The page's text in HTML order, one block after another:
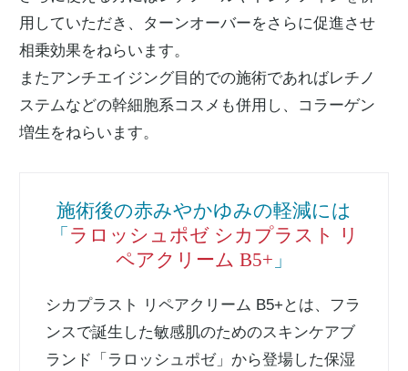
用していただき、ターンオーバーをさらに促進させ
相乗効果をねらいます。
またアンチエイジング目的での施術であればレチノ
ステムなどの幹細胞系コスメも併用し、コラーゲン
増生をねらいます。
施術後の赤みやかゆみの軽減には
「 ラロッシュポゼ シカプラスト リ
ペアクリーム B5+ 」
シカプラスト リペアクリーム B5+とは、フラ
ンスで誕生した敏感肌のためのスキンケアブ
ランド「ラロッシュポゼ」から登場した保湿